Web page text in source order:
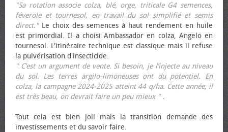
"Sa rotation associe colza, blé, orge, triticale G4 semences,
féverole et tournesol, en travail du sol simplifié et semis
direct."Le choix des semences à haut rendement en huile
est primordial. Il a choisi Ambassador en colza, Angelo en
tournesol. L'itinéraire technique est classique mais il refuse
la pulvérisation d'insecticide.
" C’est un argument de vente. Si besoin, je l’injecte au niveau
du sol. Les terres argilo-limoneuses ont du potentiel. En
colza, la campagne 2024-2025 atteint 44 q/ha. Cette année, il
est très beau, on devrait faire un peu mieux ".
Tout cela est bien joli mais la transition demande des
investissements et du savoir faire.